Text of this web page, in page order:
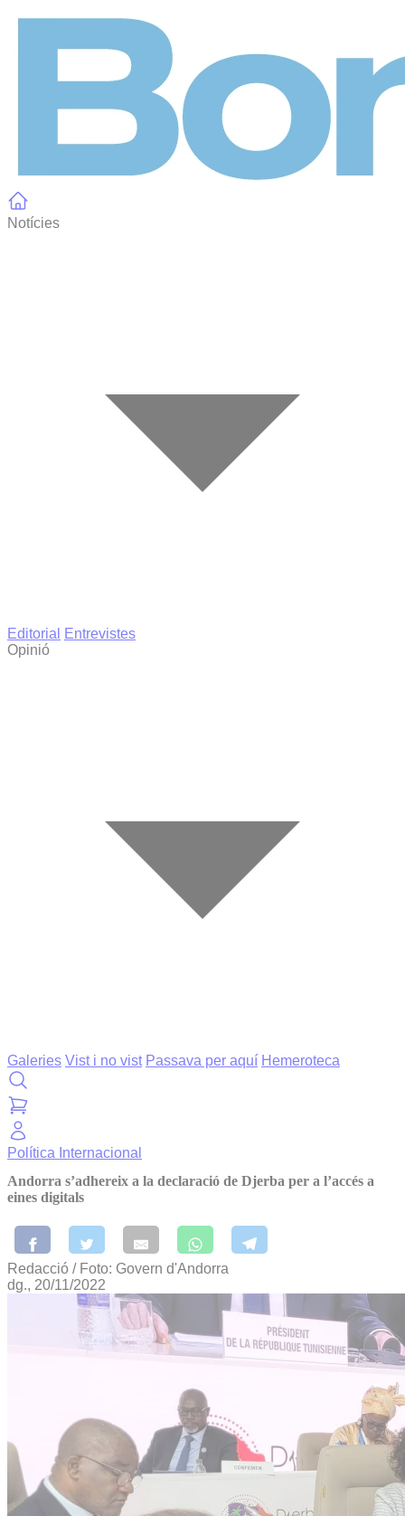
Notícies
Editorial
Entrevistes
Opinió
Galeries Vist i no vist Passava per aquí Hemeroteca
Política Internacional
Andorra s’adhereix a la declaració de Djerba per a l’accés a
eines digitals
Redacció / Foto: Govern d'Andorra
dg., 20/11/2022